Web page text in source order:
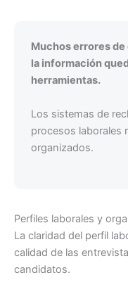
Muchos errores
la información
herramientas.
Los sistemas de
procesos laborales
organizados.
Perfiles laborales y
La claridad del perfil
calidad de las
candidatos.